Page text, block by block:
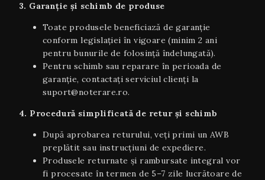
3. Garanție și schimb de produse
Toate produsele beneficiază de garanție
conform legislației în vigoare (minim 2 ani
pentru bunurile de folosință îndelungată).
Pentru schimb sau reparare în perioada de
garanție, contactați serviciul clienți la
suport@noterare.ro.
4. Procedură simplificată de retur și schimb
După aprobarea returului, veți primi un AWB
preplătit sau instrucțiuni de expediere.
Produsele returnate și rambursate integral vor
fi procesate în termen de 5–7 zile lucrătoare de